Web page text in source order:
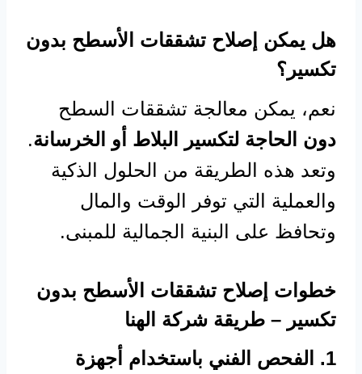
هل يمكن إصلاح تشققات الأسطح بدون
تكسير؟
نعم، يمكن معالجة تشققات السطح
دون الحاجة لتكسير البلاط أو الخرسانة.
وتعد هذه الطريقة من الحلول الذكية
والعملية التي توفر الوقت والمال
وتحافظ على البنية الجمالية للمبنى.
خطوات إصلاح تشققات الأسطح بدون
تكسير – طريقة شركة الهنا
1. الفحص الفني باستخدام أجهزة